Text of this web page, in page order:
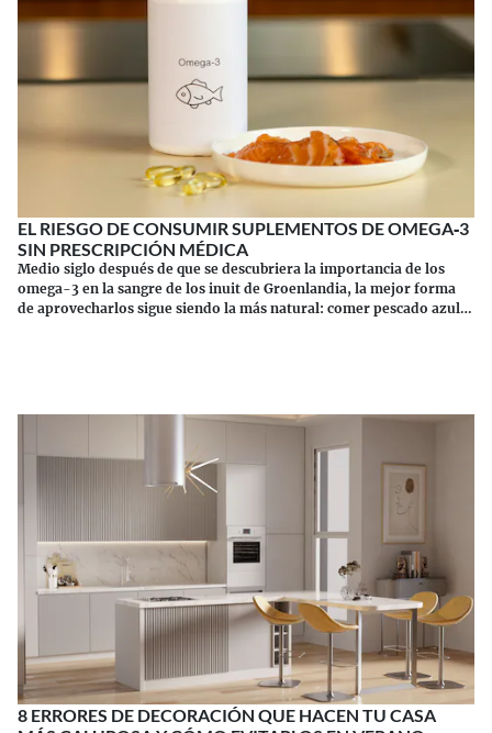
EL RIESGO DE CONSUMIR SUPLEMENTOS DE OMEGA‑3
SIN PRESCRIPCIÓN MÉDICA
Medio siglo después de que se descubriera la importancia de los
omega-3 en la sangre de los inuit de Groenlandia, la mejor forma
de aprovecharlos sigue siendo la más natural: comer pescado azul.
8 ERRORES DE DECORACIÓN QUE HACEN TU CASA